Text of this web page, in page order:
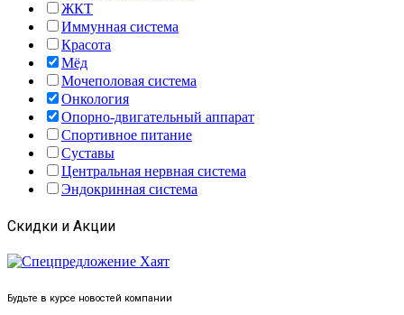
ЖКТ
Иммунная система
Красота
Мёд
Мочеполовая система
Онкология
Опорно-двигательный аппарат
Спортивное питание
Суставы
Центральная нервная система
Эндокринная система
Скидки и Акции
Будьте в курсе новостей компании